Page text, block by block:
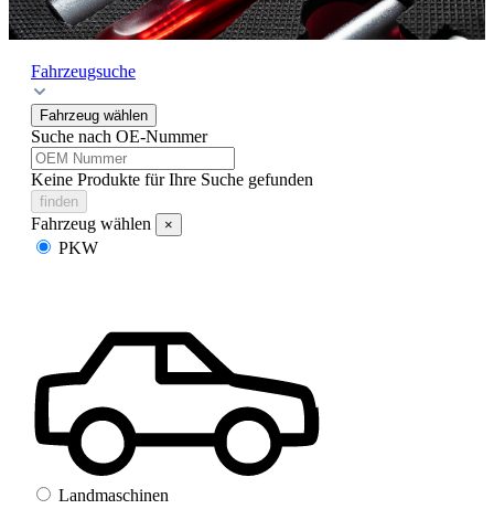
Fahrzeugsuche
Fahrzeug wählen
Suche nach OE-Nummer
Keine Produkte für Ihre Suche gefunden
finden
Fahrzeug wählen ×
PKW
Landmaschinen